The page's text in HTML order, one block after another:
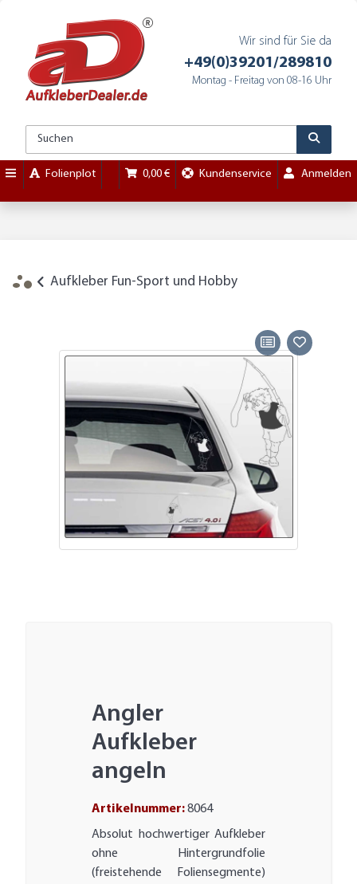
Wir sind für Sie da
+49(0)39201/289810
Montag - Freitag von 08-16 Uhr
Folienplot 0,00 € Kundenservice Anmelden
Aufkleber Fun-Sport und Hobby
Angler
Aufkleber
angeln
Artikelnummer:8064
Absolut hochwertiger Aufkleber
ohne Hintergrundfolie
(freistehende Foliensegmente)